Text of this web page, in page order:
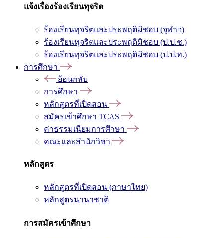
แจ้งเรื่องร้องเรียนทุจริต
ร้องเรียนทุจริตและประพฤติมิชอบ (จุฬาฯ)
ร้องเรียนทุจริตและประพฤติมิชอบ (ป.ป.ช.)
ร้องเรียนทุจริตและประพฤติมิชอบ (ป.ป.ท.)
การศึกษา
ย้อนกลับ
การศึกษา
หลักสูตรที่เปิดสอน
สมัครเข้าศึกษา TCAS
ค่าธรรมเนียมการศึกษา
คณะและสำนักวิชา
หลักสูตร
หลักสูตรที่เปิดสอน (ภาษาไทย)
หลักสูตรนานาชาติ
การสมัครเข้าศึกษา